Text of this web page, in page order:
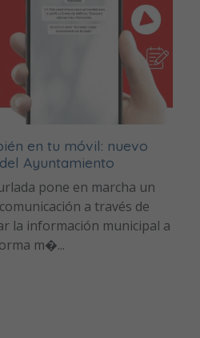
en tu móvil: nuevo
Ayuntamiento
pone en marcha un
a través de
la información municipal a
m�...